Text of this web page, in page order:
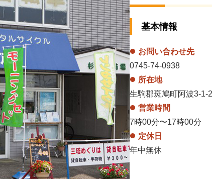
基本情報
お問い合わせ先
0745-74-0938
所在地
生駒郡斑鳩町阿波3-1-
営業時間
7時00分〜17時00分
定休日
年中無休